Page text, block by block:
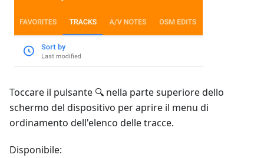
Toccare il pulsante 🔍 nella parte superiore dello
schermo del dispositivo per aprire il menu di
ordinamento dell'elenco delle tracce.
Disponibile: